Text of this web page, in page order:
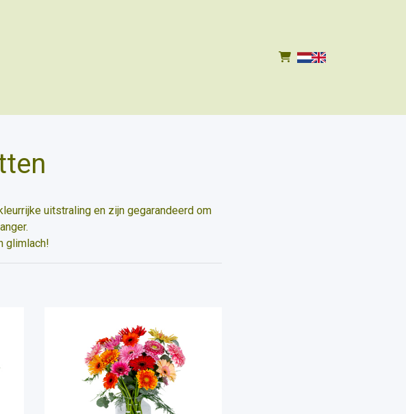
uitstraling en zijn gegarandeerd om
glimlach!